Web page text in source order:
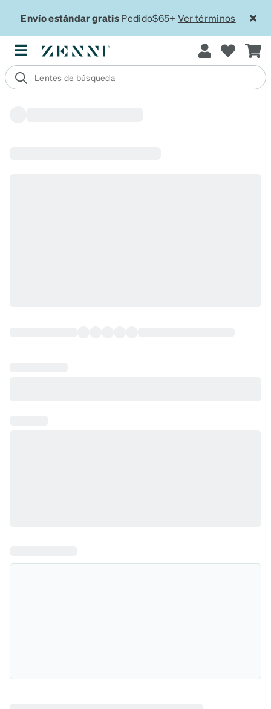
Envío estándar gratisPedido$65+ Ver términos